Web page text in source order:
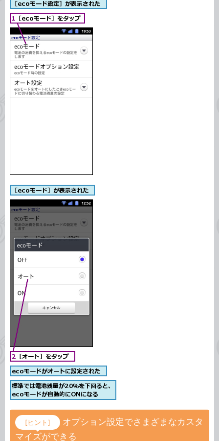
[ヒント]
オプション設定でさまざまなカスタ
マイズができる